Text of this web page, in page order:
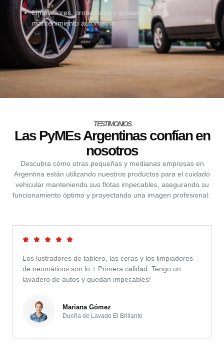
Limpiadores, protectores y accesorios para
mantenimiento automotriz.
TESTIMONIOS
Las PyMEs Argentinas confían en
nosotros
Descubra cómo otras pequeñas y medianas empresas en
Argentina están utilizando nuestros productos para el cuidado
vehicular manteniendo sus flotas impecables, asegurando su
funcionamiento óptimo y proyectando una imagen profesional.
Los lustradores de tablero, las ceras y los limpiadores
de neumáticos son lo + Primera calidad. Tengo un
lavadero de autos y quedan impecables!
Mariana Gómez
Dueña de Lavado El Brillante